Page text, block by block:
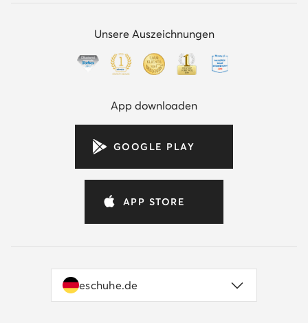
Unsere Auszeichnungen
App downloaden
GOOGLE PLAY
APP STORE
eschuhe.de